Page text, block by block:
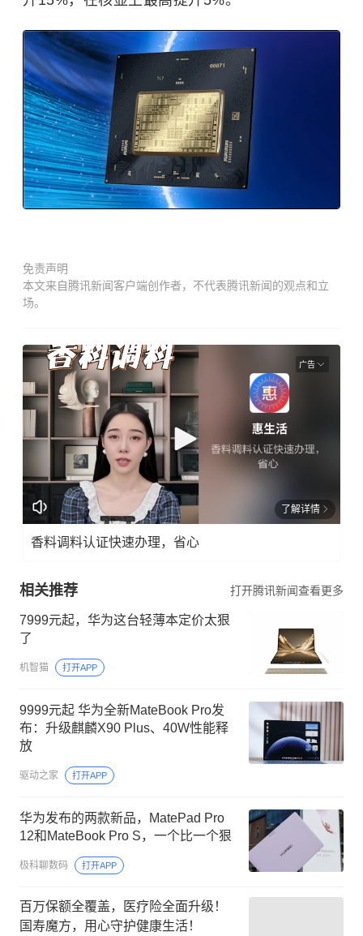
免责声明
本文来自腾讯新闻客户端创作者，不代表腾讯新闻的观点和立
场。
广告
了解详情
香料调料认证快速办理，省心
相关推荐 打开腾讯新闻查看更多
7999元起，华为这台轻薄本定价太狠
了
机智猫 打开APP
9999元起 华为全新MateBook Pro发
布：升级麒麟X90 Plus、40W性能释
放
驱动之家 打开APP
华为发布的两款新品，MatePad Pro
12和MateBook Pro S，一个比一个狠
极科聊数码 打开APP
百万保额全覆盖，医疗险全面升级！
国寿魔方，用心守护健康生活！